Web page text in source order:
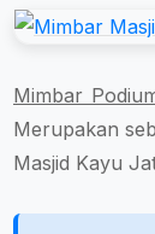
Mimbar
Merupakan
Masjid Kayu